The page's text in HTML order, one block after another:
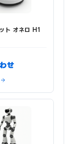
ト オネロ H1
せ